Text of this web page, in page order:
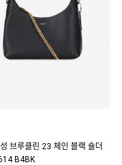
브루클린 23 체인 블랙 숄더
B4BK